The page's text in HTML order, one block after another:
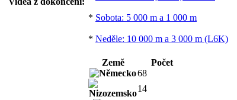
* Sobota: 5 000 m a 1 000 m
* Neděle: 10 000 m a 3 000 m (L6K)
Země
Počet
68
14